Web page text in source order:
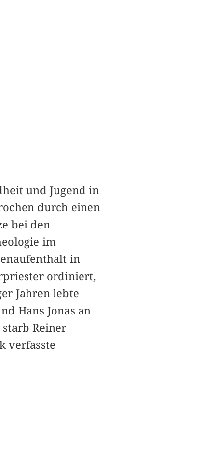
und Jugend in
durch einen
bei den
im
in
ordiniert,
Jahren lebte
Hans Jonas an
starb Reiner
verfasste